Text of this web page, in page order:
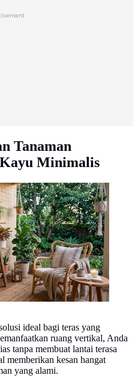
Tanaman
Minimalis
(AI Generated)
ideal bagi teras yang
ruang vertikal, Anda
tanpa membuat lantai terasa
memberikan kesan hangat
yang alami.